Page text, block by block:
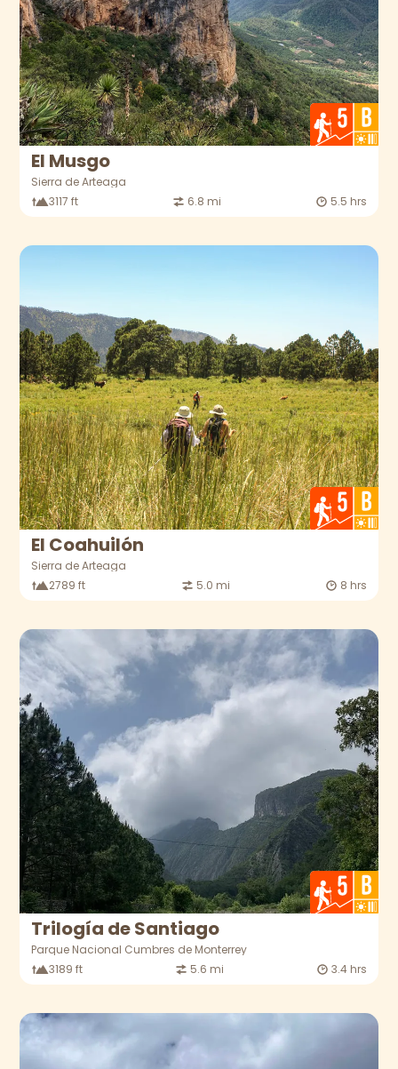
El Musgo
Sierra de Arteaga
3117 ft
6.8 mi 5.5 hrs
El Coahuilón
Sierra de Arteaga
2789 ft
5.0 mi 8 hrs
Trilogía de Santiago
Parque Nacional Cumbres de Monterrey
3189 ft
5.6 mi 3.4 hrs